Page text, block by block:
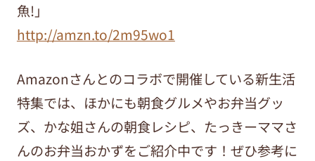
魚!」
http://amzn.to/2m95wo1
Amazonさんとのコラボで開催している新生活
特集では、ほかにも朝食グルメやお弁当グッ
ズ、かな姐さんの朝食レシピ、たっきーママさ
んのお弁当おかずをご紹介中です！ぜひ参考に